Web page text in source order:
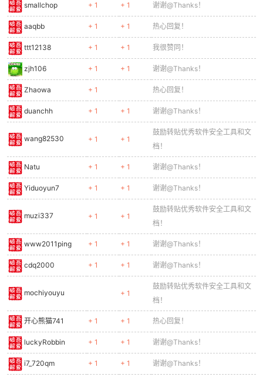
smallchop + 1 + 1 谢谢@Thanks！
aaqbb + 1 + 1 热心回复！
ttt12138 + 1 + 1 我很赞同！
zjh106 + 1 + 1 谢谢@Thanks！
Zhaowa + 1 热心回复！
duanchh + 1 + 1 谢谢@Thanks！
wang82530 + 1 + 1
鼓励转贴优秀软件安全工具和文
档！
Natu + 1 + 1 谢谢@Thanks！
Yiduoyun7 + 1 + 1 谢谢@Thanks！
muzi337 + 1 + 1
鼓励转贴优秀软件安全工具和文
档！
www2011ping + 1 + 1 谢谢@Thanks！
cdq2000 + 1 + 1 谢谢@Thanks！
mochiyouyu + 1
鼓励转贴优秀软件安全工具和文
档！
开心熊猫741 + 1 + 1 热心回复！
luckyRobbin + 1 + 1 谢谢@Thanks！
i7_720qm + 1 + 1 谢谢@Thanks！